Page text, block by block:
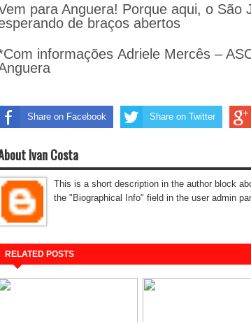
para Anguera! Porque aqui, o São
de braços abertos
Com informações Adriele Mercês –
Share on Facebook Share on Twitter
Ivan Costa
This is a short description in the author block
the "Biographical Info" field in the user admin
RELATED POSTS